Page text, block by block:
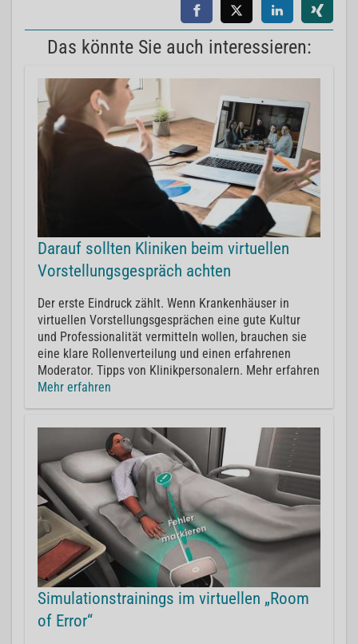
Das könnte Sie auch interessieren:
Darauf sollten Kliniken beim virtuellen
Vorstellungsgespräch achten
Der erste Eindruck zählt. Wenn Krankenhäuser in
virtuellen Vorstellungsgesprächen eine gute Kultur
und Professionalität vermitteln wollen, brauchen sie
eine klare Rollenverteilung und einen erfahrenen
Moderator. Tipps von Klinikpersonalern. Mehr erfahren
Mehr erfahren
Simulationstrainings im virtuellen „Room
of Error“